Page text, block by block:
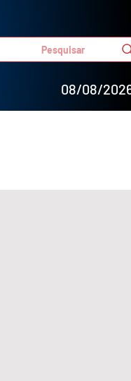
Pesquisar
08/08/